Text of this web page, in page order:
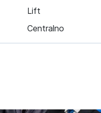
Lift
Centralno